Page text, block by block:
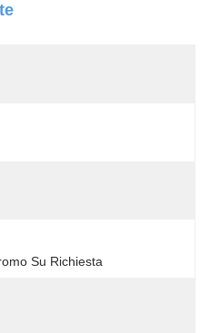
Su Richiesta